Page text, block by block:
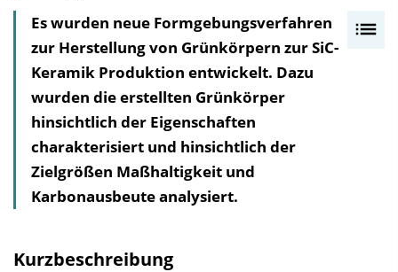
Es wurden neue Formgebungsverfahren
zur Herstellung von Grünkörpern zur SiC-
Keramik Produktion entwickelt. Dazu
wurden die erstellten Grünkörper
hinsichtlich der Eigenschaften
charakterisiert und hinsichtlich der
Zielgrößen Maßhaltigkeit und
Karbonausbeute analysiert.
Kurzbeschreibung